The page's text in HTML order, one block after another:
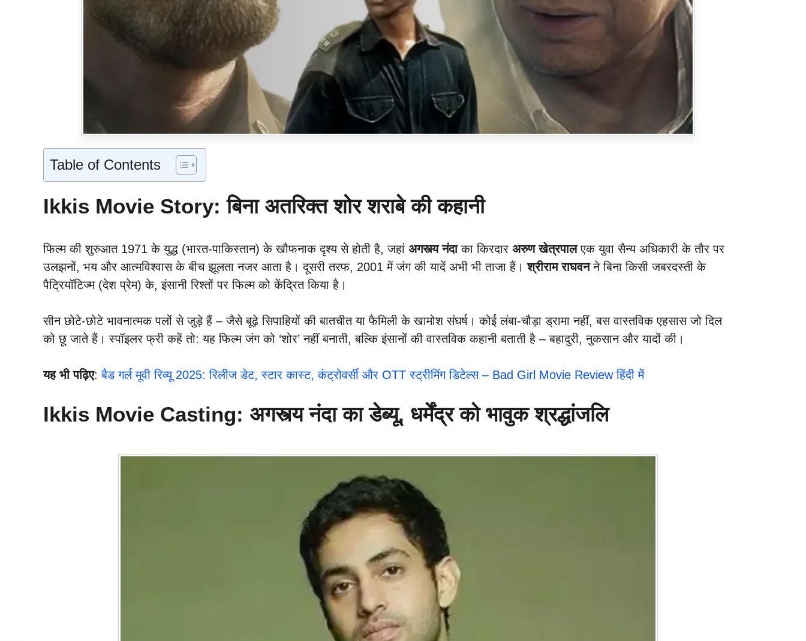
Table of Contents
Ikkis Movie Story: बिना अतरिक्त शोर शराबे की कहानी
फिल्म की शुरुआत 1971 के युद्ध (भारत-पाकिस्तान) के खौफनाक दृश्य से होती है, जहां अगस्त्य नंदाका किरदार अरुण खेत्रपालएक युवा सैन्य अधिकारी के तौर पर
उलझनों, भय और आत्मविश्वास के बीच झूलता नजर आता है। दूसरी तरफ, 2001 में जंग की यादें अभी भी ताजा हैं।श्रीराम राघवनने बिना किसी जबरदस्ती के
पैट्रियॉटिज्म (देश प्रेम) के, इंसानी रिश्तों पर फिल्म को केंद्रित किया है।
सीन छोटे-छोटे भावनात्मक पलों से जुड़े हैं – जैसे बूढ़े सिपाहियों की बातचीत या फैमिली के खामोश संघर्ष। कोई लंबा-चौड़ा ड्रामा नहीं, बस वास्तविक एहसास जो दिल
को छू जाते हैं। स्पॉइलर फ्री कहें तो: यह फिल्म जंग को ‘शोर’ नहीं बनाती, बल्कि इंसानों की वास्तविक कहानी बताती है – बहादुरी, नुकसान और यादों की।
यह भी पढ़िए:बैड गर्ल मूवी रिव्यू 2025: रिलीज डेट, स्टार कास्ट, कंट्रोवर्सी और OTT स्ट्रीमिंग डिटेल्स – Bad Girl Movie Review हिंदी में
Ikkis Movie Casting: अगस्त्य नंदा का डेब्यू, धर्मेंद्र को भावुक श्रद्धांजलि